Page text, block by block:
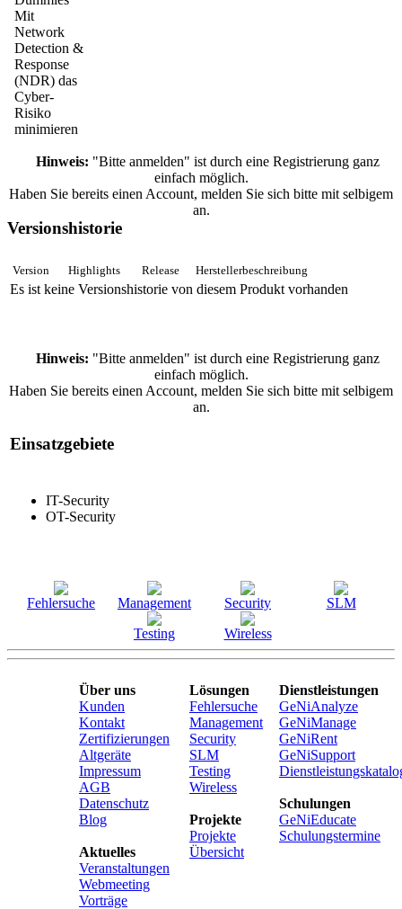
Mit
Network
Detection &
Response
(NDR) das
Cyber-
Risiko
minimieren
Hinweis: "Bitte anmelden" ist durch eine Registrierung ganz
einfach möglich.
Haben Sie bereits einen Account, melden Sie sich bitte mit selbigem
an.
Versionshistorie
Version Highlights Release Herstellerbeschreibung
Es ist keine Versionshistorie von diesem Produkt vorhanden
Hinweis: "Bitte anmelden" ist durch eine Registrierung ganz
einfach möglich.
Haben Sie bereits einen Account, melden Sie sich bitte mit selbigem
an.
Einsatzgebiete
IT-Security
OT-Security
Fehlersuche Management Security
SLM
Testing
Wireless
Über uns
Kunden
Kontakt
Zertifizierungen
Altgeräte
Impressum
AGB
Datenschutz
Blog
Aktuelles
Veranstaltungen
Webmeeting
Vorträge
Lösungen
Fehlersuche
Management
Security
SLM
Testing
Wireless
Projekte
Projekte
Übersicht
Dienstleistungen
GeNiAnalyze
GeNiManage
GeNiRent
GeNiSupport
Schulungen
GeNiEducate
Schulungstermine